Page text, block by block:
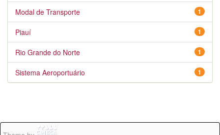
1
Modal de Transporte
1
Piauí
1
Rio Grande do Norte
1
Sistema Aeroportuário